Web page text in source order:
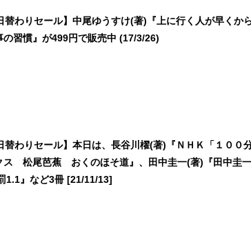
替わりセール】中尾ゆうすけ(著)『上に行く人が早くか
の習慣』が499円で販売中 (17/3/26)
替わりセール】本日は、長谷川櫂(著)『ＮＨＫ「１００
ス 松尾芭蕉 おくのほそ道』、田中圭一(著)『田中圭
1.1』など3冊 [21/11/13]